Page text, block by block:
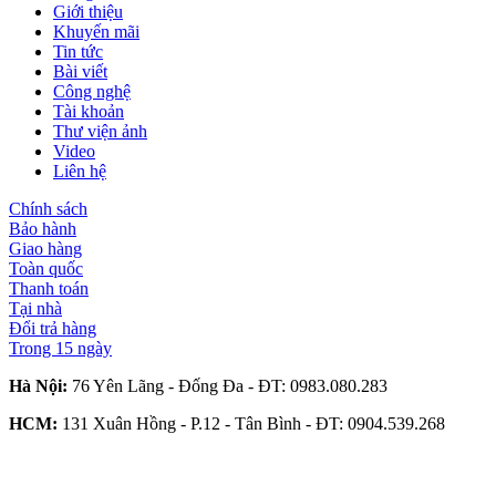
Giới thiệu
Khuyến mãi
Tin tức
Bài viết
Công nghệ
Tài khoản
Thư viện ảnh
Video
Liên hệ
Chính sách
Bảo hành
Giao hàng
Toàn quốc
Thanh toán
Tại nhà
Đổi trả hàng
Trong 15 ngày
Hà Nội: 76 Yên Lãng - Đống Đa - ĐT: 0983.080.283
HCM: 131 Xuân Hồng - P.12 - Tân Bình - ĐT: 0904.539.268